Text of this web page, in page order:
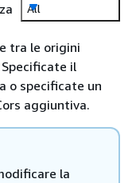
All
tra le origini
Specificate il
o specificate un
aggiuntiva.
la